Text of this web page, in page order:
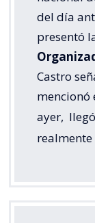
del día
presentó
Castro
mencionó
ayer,